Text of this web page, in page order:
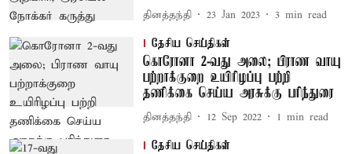
தினத்தந்தி 23 Jan 2023 3 min read
தேசிய செய்திகள்
கொரோனா 2-வது அலை; பிராண வாயு
பற்றாக்குறை உயிரிழப்பு பற்றி
தணிக்கை செய்ய அரசுக்கு பரிந்துரை
தினத்தந்தி 12 Sep 2022 1 min read
தேசிய செய்திகள்